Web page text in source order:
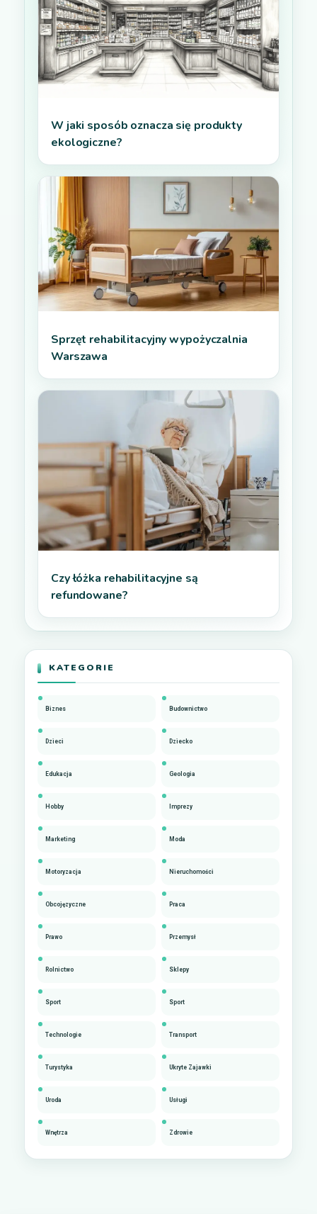
W jaki sposób oznacza się produkty
ekologiczne?
Sprzęt rehabilitacyjny wypożyczalnia
Warszawa
Czy łóżka rehabilitacyjne są
refundowane?
KATEGORIE
Biznes Budownictwo
Dzieci Dziecko
Edukacja Geologia
Hobby Imprezy
Marketing Moda
Motoryzacja Nieruchomości
Obcojęzyczne Praca
Prawo Przemysł
Rolnictwo Sklepy
Sport Sport
Technologie Transport
Turystyka Ukryte Zajawki
Uroda Usługi
Wnętrza Zdrowie